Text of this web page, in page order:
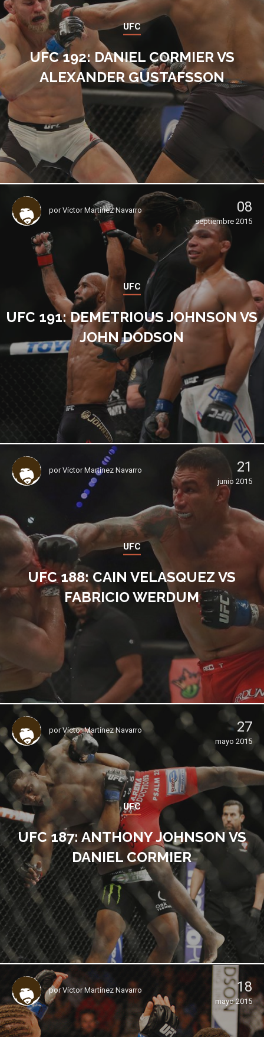
UFC
UFC 192: DANIEL CORMIER VS
ALEXANDER GUSTAFSSON
porVíctor Martínez Navarro 08
septiembre 2015
UFC
UFC 191: DEMETRIOUS JOHNSON VS
JOHN DODSON
porVíctor Martínez Navarro 21
junio 2015
UFC
UFC 188: CAIN VELASQUEZ VS
FABRICIO WERDUM
porVíctor Martínez Navarro 27
mayo 2015
UFC
UFC 187: ANTHONY JOHNSON VS
DANIEL CORMIER
porVíctor Martínez Navarro 18
mayo 2015